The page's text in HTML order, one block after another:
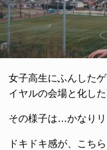
女子高生にふんした
イヤルの会場と化し
その様子は…かなりリ
ドキドキ感が、こち